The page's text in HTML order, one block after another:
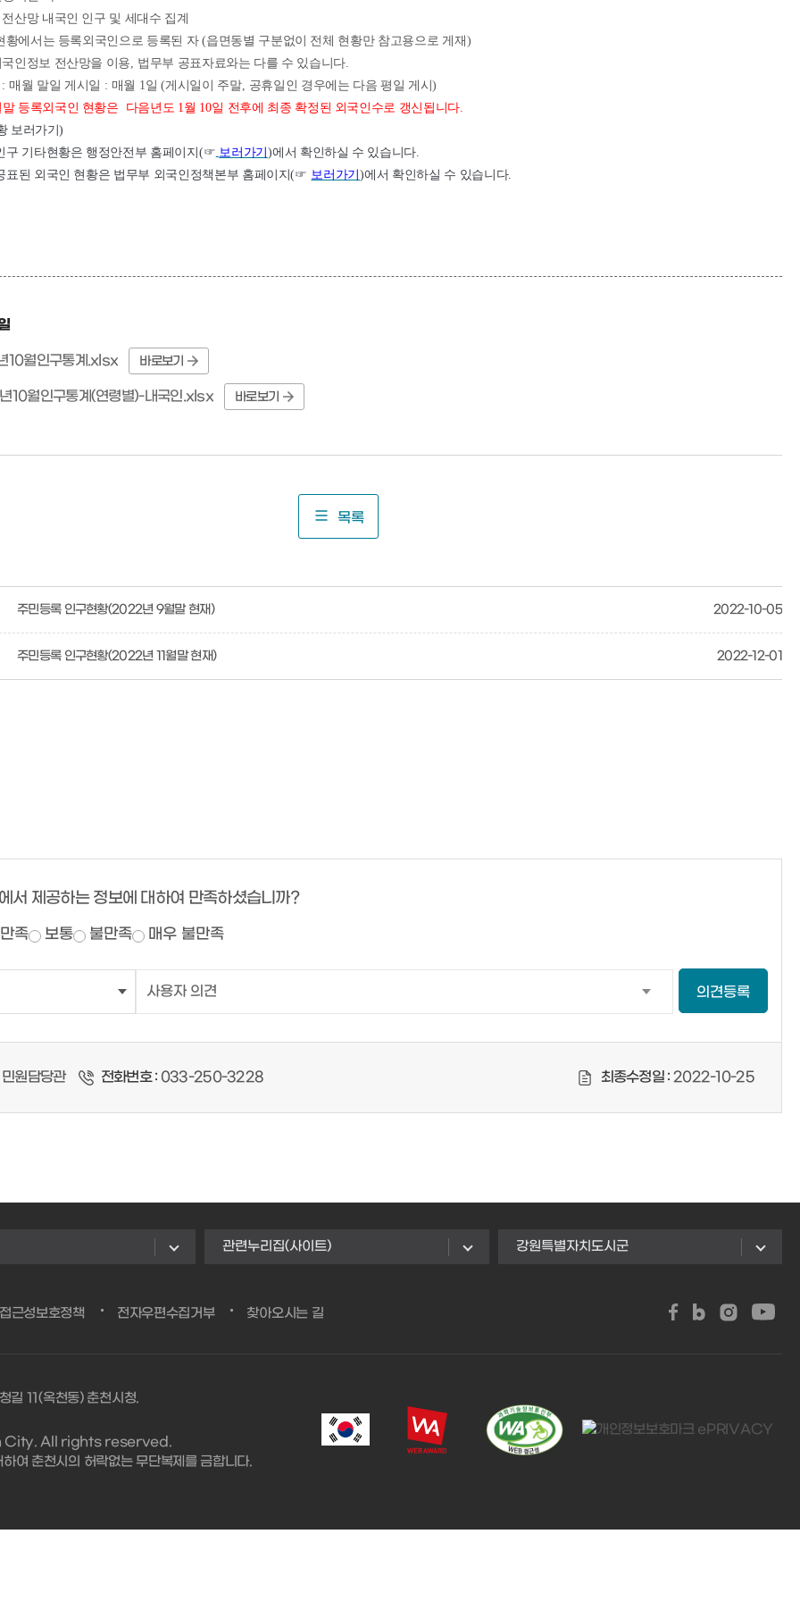
산망 내국인 인구 및 세대수 집계
황에서는 등록외국인으로 등록된 자(읍면동별 구분없이 전체 현황만 참고용으로 게재)
인정보 전산망을 이용 법무부 공표자료와는 다를 수 있습니다
:매월 말일 게시일 : 매월 1일(게시일이 주말, 공휴일인 경우에는 다음 평일 게시)
말 등록외국인 현황은 다음년도 1월 10일 전후에 최종 확정된 외국인수로 갱신됩니다.
보러가기)
구 기타현황은 행정안전부 홈페이지(☞ 보러가기)에서 확인하실 수 있습니다
표된 외국인 현황은 법무부 외국인정책본부 홈페이지(☞ 보러가기)에서 확인하실 수 있습니다.
10월인구통계.xlsx 바로보기
10월인구통계(연령별)-내국인.xlsx 바로보기
목록
주민등록 인구현황(2022년 9월말 현재) 2022-10-05
주민등록 인구현황(2022년 11월말 현재) 2022-12-01
서 제공하는 정보에 대하여 만족하셨습니까?
만족 보통 불만족 매우 불만족
의견등록
원담당관 전화번호 : 033-250-3228 최종수정일 : 2022-10-25
관련누리집(사이트) 강원특별자치도시군
근성보호정책 전자우편수집거부 찾아오시는 길
길 11(옥천동) 춘천시청.
All rights reserved.
여 춘천시의 허락없는 무단복제를 금합니다.